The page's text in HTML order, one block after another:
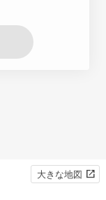
大きな地図